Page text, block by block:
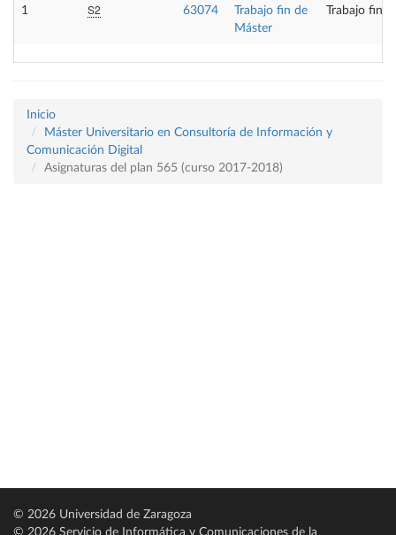
1 S2 63074
Trabajo fin de
Máster
Trabajo fin
Inicio
Máster Universitario en Consultoría de Información y
Comunicación Digital
Asignaturas del plan 565 (curso 2017-2018)
© 2026 Universidad de Zaragoza
© 2026 Servicio de Informática y Comunicaciones de la